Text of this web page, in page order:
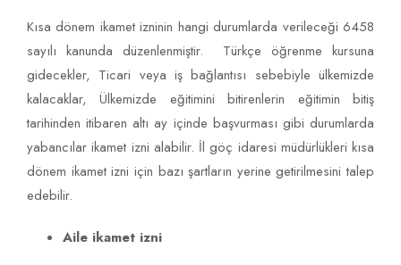
Kısa dönem ikamet izninin hangi durumlarda verileceği 6458
sayılı kanunda düzenlenmiştir. Türkçe öğrenme kursuna
gidecekler, Ticari veya iş bağlantısı sebebiyle ülkemizde
kalacaklar, Ülkemizde eğitimini bitirenlerin eğitimin bitiş
tarihinden itibaren altı ay içinde başvurması gibi durumlarda
yabancılar ikamet izni alabilir. İl göç idaresi müdürlükleri kısa
dönem ikamet izni için bazı şartların yerine getirilmesini talep
edebilir.
Aile ikamet izni